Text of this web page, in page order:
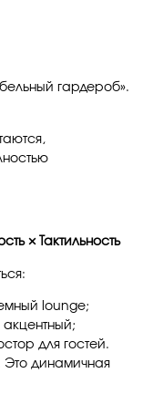
гардероб».
× Тактильность
lounge;
для гостей.
Это динамичная